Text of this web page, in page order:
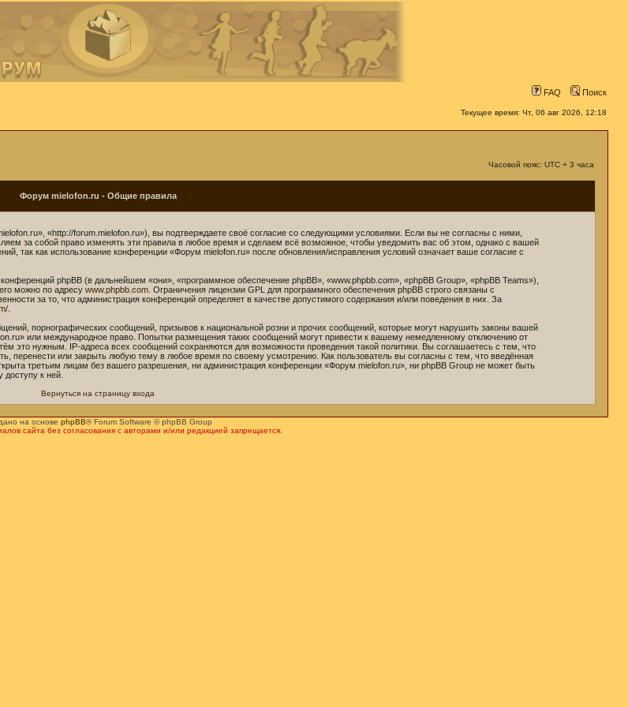
FAQ Поиск
Текущее время: Чт, 06 авг 2026, 12:18
Часовой пояс: UTC + 3 часа
Форум mielofon.ru - Общие правила
«http://forum.mielofon.ru»), вы подтверждаете своё согласие со следующими условиями. Если вы не согласны с ними,
за собой право изменять эти правила в любое время и сделаем всё возможное, чтобы уведомить вас об этом, однако с вашей
так как использование конференции «Форум mielofon.ru» после обновления/исправления условий означает ваше согласие с
phpBB (в дальнейшем «они», «программное обеспечение phpBB», «www.phpbb.com», «phpBB Group», «phpBB Teams»),
можно по адресу www.phpbb.com . Ограничения лицензии GPL для программного обеспечения phpBB строго связаны с
за то, что администрация конференций определяет в качестве допустимого содержания и/или поведения в них. За
порнографических сообщений, призывов к национальной розни и прочих сообщений, которые могут нарушить законы вашей
или международное право. Попытки размещения таких сообщений могут привести к вашему немедленному отключению от
это нужным. IP-адреса всех сообщений сохраняются для возможности проведения такой политики. Вы соглашаетесь с тем, что
перенести или закрыть любую тему в любое время по своему усмотрению. Как пользователь вы согласны с тем, что введённая
третьим лицам без вашего разрешения, ни администрация конференции «Форум mielofon.ru», ни phpBB Group не может быть
доступу к ней.
Вернуться на страницу входа
на основе phpBB® Forum Software © phpBB Group
сайта без согласования с авторами и/или редакцией запрещается.